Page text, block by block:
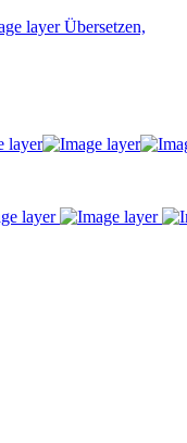
Übersetzen,